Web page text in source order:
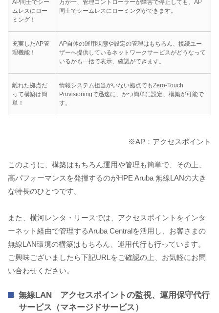
AP同士でシー
ムレスにロー
ミング！
万が一、管理コントローラーが障害で停止しても、AP
同士でシームレスにローミングができます。
充実したAP管
理機能！
AP自体の運用状態や設定の管理はもちろん、接続ユー
ザーへ提供しているネットワークサービスがどうなって
いるかも一括で表示、確認ができます。
離れた拠点だ
って構築は簡
単！
情報システム担当がいない拠点でもZero-Touch
Provisioningで迅速に、かつ簡単に設定、構築が可能で
す。
※AP：アクセスポイント
このように、構築はもちろん運用や管理も簡単で、その上、
高パフォーマンスを発揮するのがHPE Aruba 無線LANの大き
な特長のひとつです。
また、横河レンタ・リースでは、アクセスポイントをインタ
ーネット経由で管理するAruba Centralを活用し、お客さまの
無線LAN環境の構築はもちろん、運用代行も行っています。
ご興味ございましたら下記URLをご確認の上、お気軽にお問
い合わせください。
無線LAN アクセスポイントの監視、運用保守代行
サービス（マネージドサービス）